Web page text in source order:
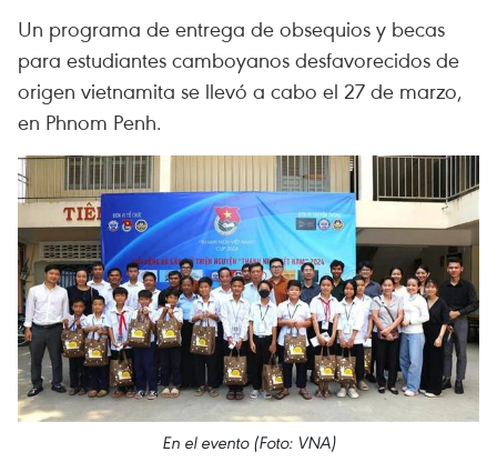
Un programa de entrega de obsequios y becas
para estudiantes camboyanos desfavorecidos de
origen vietnamita se llevó a cabo el 27 de marzo,
en Phnom Penh.
En el evento (Foto: VNA)